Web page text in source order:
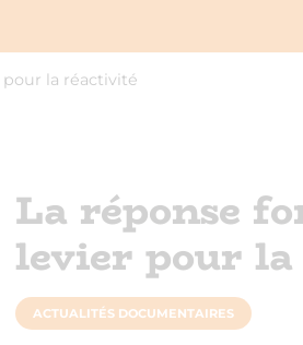
la réactivité
La réponse
levier pour
ACTUALITÉS DOCUMENTAIRES